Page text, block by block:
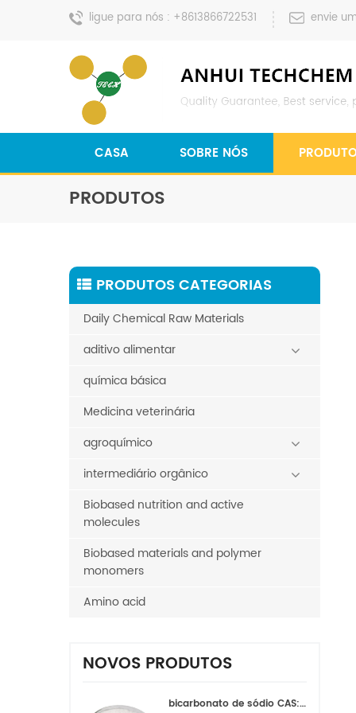
ligue para nós : +8613866722531 envie
CASA SOBRE NÓS
PRODUTOS
PRODUTOS CATEGORIAS
Daily Chemical Raw Materials
aditivo alimentar
química básica
Medicina veterinária
agroquímico
intermediário orgânico
Biobased nutrition and active
molecules
Biobased materials and polymer
monomers
Amino acid
NOVOS PRODUTOS
bicarbonato de sódio CAS:144-55-8